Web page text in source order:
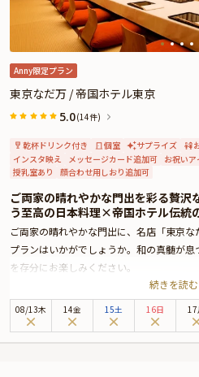
Anny限定プラン
東京なだ万 / 帝国ホテル東京
5.0(14件)
乾杯ドリンク付き 個室 サプライズ
インスタ映え
メッセージカード追加可 お祝い
授乳室あり
顔合わせ用しおり追加可
ご両家の晴れやかな門出を彩る贅
う至高の日本料理×帝国ホテル伝統
ご両家の晴れやかな門出に、名店「東京
プランはいかがでしょうか。和の真髄が
を存分にお楽しみください。
帝国ホテル 東京は、皇居外苑と日比谷公
と最高のロケーションに位置する老舗ホ
なだ万」では、1890年の開業以来、受け
続きを読む
08/13木 14金 15土 16日 17